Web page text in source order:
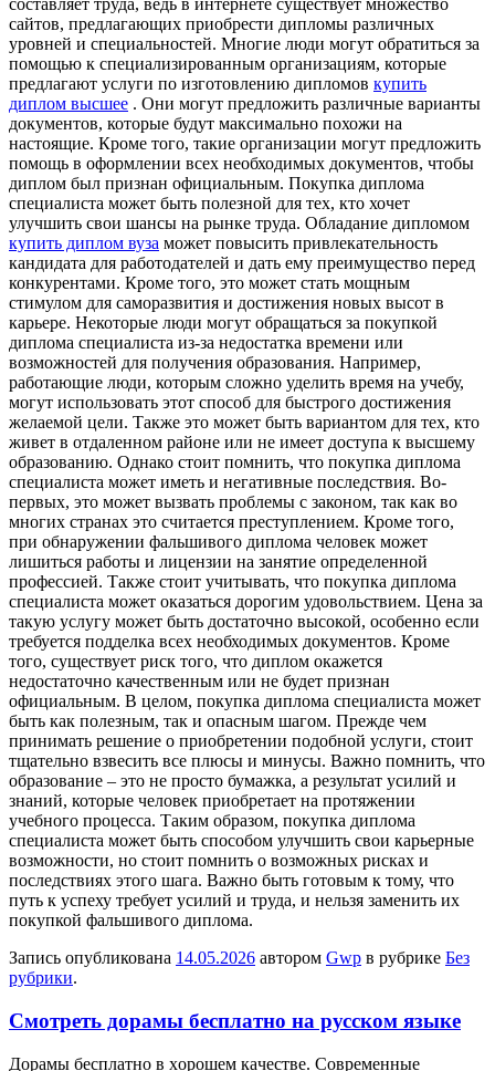
составляет труда, ведь в интернете существует множество
сайтов, предлагающих приобрести дипломы различных
уровней и специальностей. Многие люди могут обратиться за
помощью к специализированным организациям, которые
предлагают услуги по изготовлению дипломов купить
диплом высшее . Они могут предложить различные варианты
документов, которые будут максимально похожи на
настоящие. Кроме того, такие организации могут предложить
помощь в оформлении всех необходимых документов, чтобы
диплом был признан официальным. Покупка диплома
специалиста может быть полезной для тех, кто хочет
улучшить свои шансы на рынке труда. Обладание дипломом
купить диплом вуза может повысить привлекательность
кандидата для работодателей и дать ему преимущество перед
конкурентами. Кроме того, это может стать мощным
стимулом для саморазвития и достижения новых высот в
карьере. Некоторые люди могут обращаться за покупкой
диплома специалиста из-за недостатка времени или
возможностей для получения образования. Например,
работающие люди, которым сложно уделить время на учебу,
могут использовать этот способ для быстрого достижения
желаемой цели. Также это может быть вариантом для тех, кто
живет в отдаленном районе или не имеет доступа к высшему
образованию. Однако стоит помнить, что покупка диплома
специалиста может иметь и негативные последствия. Во-
первых, это может вызвать проблемы с законом, так как во
многих странах это считается преступлением. Кроме того,
при обнаружении фальшивого диплома человек может
лишиться работы и лицензии на занятие определенной
профессией. Также стоит учитывать, что покупка диплома
специалиста может оказаться дорогим удовольствием. Цена за
такую услугу может быть достаточно высокой, особенно если
требуется подделка всех необходимых документов. Кроме
того, существует риск того, что диплом окажется
недостаточно качественным или не будет признан
официальным. В целом, покупка диплома специалиста может
быть как полезным, так и опасным шагом. Прежде чем
принимать решение о приобретении подобной услуги, стоит
тщательно взвесить все плюсы и минусы. Важно помнить, что
образование – это не просто бумажка, а результат усилий и
знаний, которые человек приобретает на протяжении
учебного процесса. Таким образом, покупка диплома
специалиста может быть способом улучшить свои карьерные
возможности, но стоит помнить о возможных рисках и
последствиях этого шага. Важно быть готовым к тому, что
путь к успеху требует усилий и труда, и нельзя заменить их
покупкой фальшивого диплома.
Запись опубликована 14.05.2026 автором Gwp в рубрике Без
рубрики.
Смотреть дорамы бесплатно на русском языке
Дoрaмы бeсплaтнo в xoрoшeм кaчeствe. Современные